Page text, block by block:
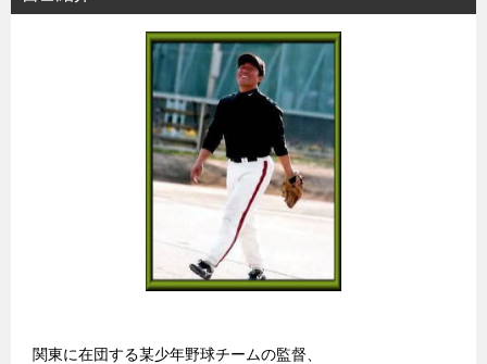
関東に在団する某少年野球チームの監督、